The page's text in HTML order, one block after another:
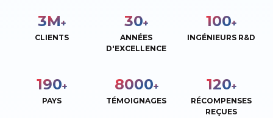
3M+
CLIENTS
30+
ANNÉES
D'EXCELLENCE
100+
INGÉNIEURS R&D
190+
PAYS
8000+
TÉMOIGNAGES
120+
RÉCOMPENSES
REÇUES